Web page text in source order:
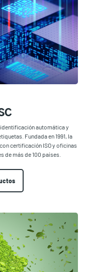
automática y
Fundada en 1991, la
certificación ISO y oficinas
de más de 100 países.